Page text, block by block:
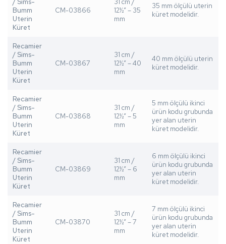
Bumm
Uterin
Küret
CM-03866
12½” – 35
mm
35 mm ölçülü uterin
küret modelidir.
Recamier
/ Sims-
Bumm
Uterin
Küret
CM-03867
31 cm /
12½” – 40
mm
40 mm ölçülü uterin
küret modelidir.
Recamier
/ Sims-
Bumm
Uterin
Küret
CM-03868
31 cm /
12½” – 5
mm
5 mm ölçülü ikinci
ürün kodu grubunda
yer alan uterin
küret modelidir.
Recamier
/ Sims-
Bumm
Uterin
Küret
CM-03869
31 cm /
12½” – 6
mm
6 mm ölçülü ikinci
ürün kodu grubunda
yer alan uterin
küret modelidir.
Recamier
/ Sims-
Bumm
Uterin
Küret
CM-03870
31 cm /
12½” – 7
mm
7 mm ölçülü ikinci
ürün kodu grubunda
yer alan uterin
küret modelidir.